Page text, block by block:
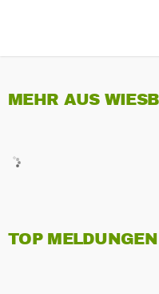
MEHR AUS
TOP MELDUNGEN